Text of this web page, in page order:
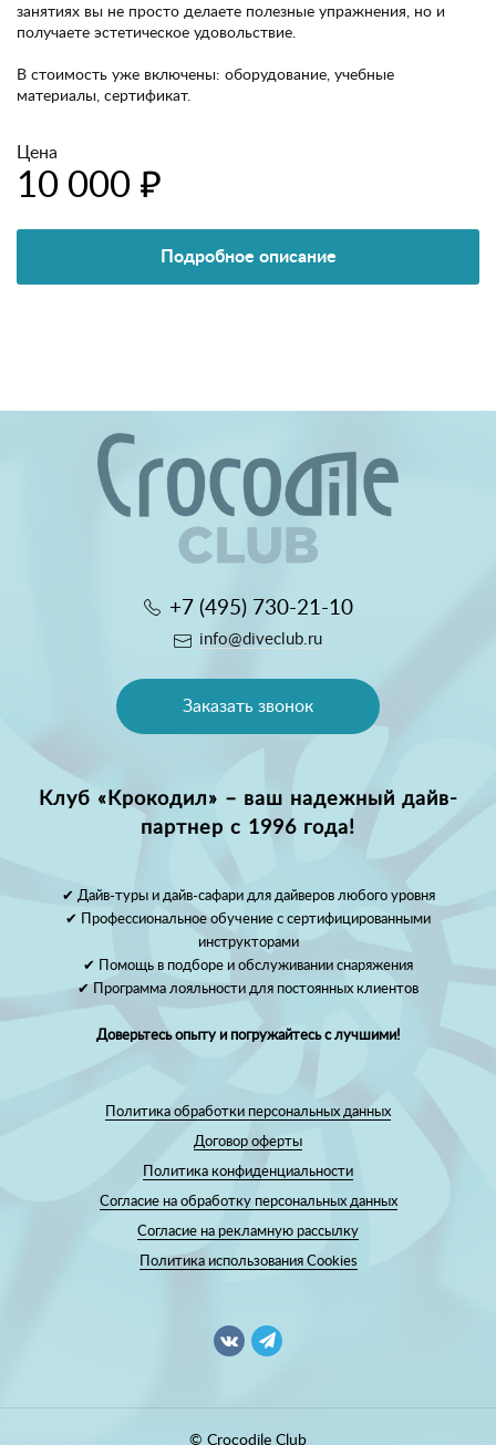
занятиях вы не просто делаете полезные упражнения, но и
получаете эстетическое удовольствие.
В стоимость уже включены: оборудование, учебные
материалы, сертификат.
Цена
10 000 ₽
Подробное описание
+7 (495) 730-21-10
info@diveclub.ru
Заказать звонок
Клуб «Крокодил» – ваш надежный дайв-
партнер с 1996 года!
✔ Дайв-туры и дайв-сафари для дайверов любого уровня
✔ Профессиональное обучение с сертифицированными
инструкторами
✔ Помощь в подборе и обслуживании снаряжения
✔ Программа лояльности для постоянных клиентов
Доверьтесь опыту и погружайтесь с лучшими!
Политика обработки персональных данных
Договор оферты
Политика конфиденциальности
Согласие на обработку персональных данных
Согласие на рекламную рассылку
Политика использования Cookies
© Crocodile Club